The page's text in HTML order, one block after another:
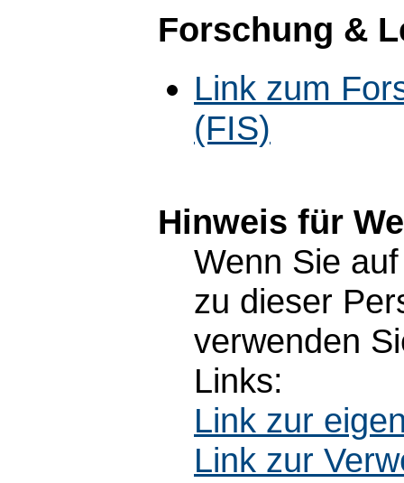
Forschung &
Link zum
(FIS)
Hinweis für
Wenn Sie
zu dieser
verwenden
Links:
Link zur
Link zur